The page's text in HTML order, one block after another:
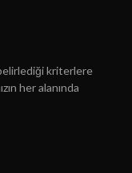
kriterlere
her alanında